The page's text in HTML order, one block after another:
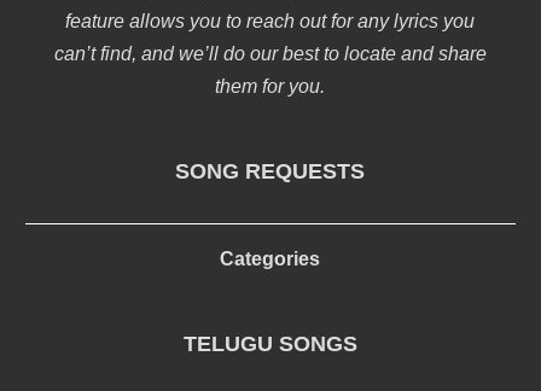
feature allows you to reach out for any lyrics you
can’t find, and we’ll do our best to locate and share
them for you.
SONG REQUESTS
Categories
TELUGU SONGS